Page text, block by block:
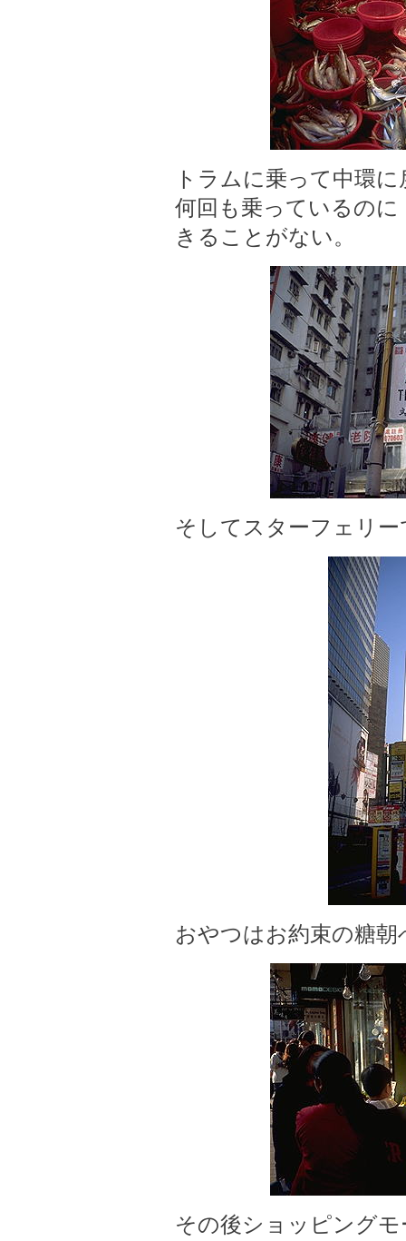
トラムに乗って中環
何回も乗っているの
きることがない。
そしてスターフェリ
おやつはお約束の糖朝
その後ショッピング